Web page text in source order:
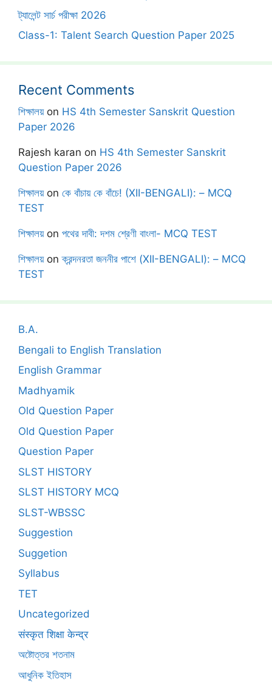
ট্যালেন্ট সার্চ পরীক্ষা 2026
Class-1: Talent Search Question Paper 2025
Recent Comments
শিক্ষালয়on HS 4th Semester Sanskrit Question
Paper 2026
Rajesh karan on HS 4th Semester Sanskrit
Question Paper 2026
শিক্ষালয়on কে বাঁচায় কে বাঁচে! (XII-BENGALI): – MCQ
TEST
শিক্ষালয়on পথের দাবী: দশম শ্রেণী বাংলা- MCQ TEST
শিক্ষালয়onক্রন্দনরতা জননীর পাশে (XII-BENGALI): – MCQ
TEST
B.A.
Bengali to English Translation
English Grammar
Madhyamik
Old Question Paper
Old Question Paper
Question Paper
SLST HISTORY
SLST HISTORY MCQ
SLST-WBSSC
Suggestion
Suggetion
Syllabus
TET
Uncategorized
संस्कृत शिक्षा केन्द्र
অষ্টোত্তর শতনাম
আধুনিক ইতিহাস